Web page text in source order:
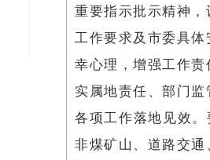
重要指示批示精神
工作要求及市委具
幸心理，增强工作
实属地责任、部门
各项工作落地见效
非煤矿山、道路交